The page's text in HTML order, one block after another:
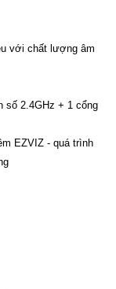
với chất lượng âm
số 2.4GHz + 1 cổng
EZVIZ - quá trình